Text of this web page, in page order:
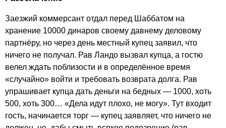
Заезжий коммерсант отдал перед Шаббатом на
хранение 10000 динаров своему давнему деловому
партнёру, но через день местный купец заявил, что
ничего не получал. Рав Ландо вызвал купца, а гостю
велел ждать поблизости и в определённое время
«случайно» войти и требовать возврата долга. Рав
упрашивает купца дать деньги на бедных — 1000, хоть
500, хоть 300… «Дела идут плохо, не могу». Тут входит
гость, начинается торг — купец заявляет, что ничего не